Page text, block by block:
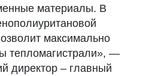
материалы. В
максимально
тепломагистрали», —
директор – главный